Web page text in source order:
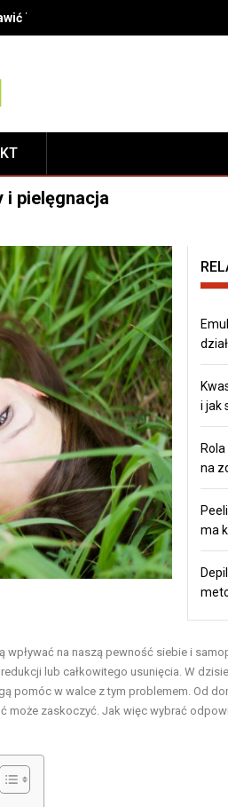
metody i korzyści dla Twojego
i pielęgnacja
i jak
na
ma
na naszą pewność siebie i
lub całkowitego usunięcia. W
pomóc w walce z tym problemem. Od
zaskoczyć. Jak więc wybrać